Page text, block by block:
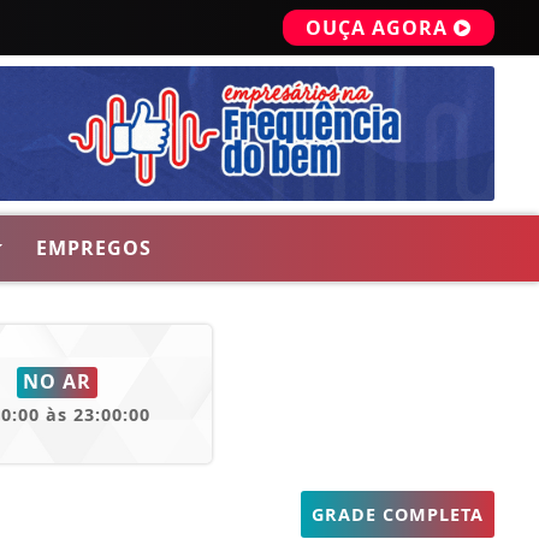
OUÇA AGORA
EMPREGOS
NO AR
às 23:00:00
GRADE COMPLETA